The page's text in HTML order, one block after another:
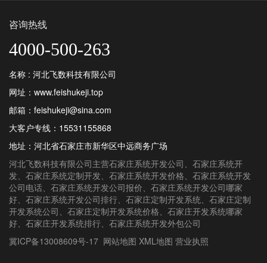
咨询热线
4000-500-263
名称 : 河北飞数科技有限公司
网址：www.feishukeji.top
邮箱：feishukeji@sina.com
大客户专线： 15531155868
地址：河北省石家庄市新华区中远商务广场
河北飞数科技有限公司主营石家庄系统开发公司 、 石家庄系统开
发、 石家庄系统定制开发、 石家庄系统开发价格、 石家庄系统开发
公司电话、 石家庄系统开发公司报价、 石家庄系统开发公司哪家
好、 石家庄系统开发公司排行、 石家庄定制开发系统、 石家庄定制
开发系统公司 、 石家庄定制开发系统价格、 石家庄开发系统哪家
好、 石家庄开发系统排行、 石家庄系统开发外包公司
冀ICP备13008609号-17 网站地图 XML地图 营业执照